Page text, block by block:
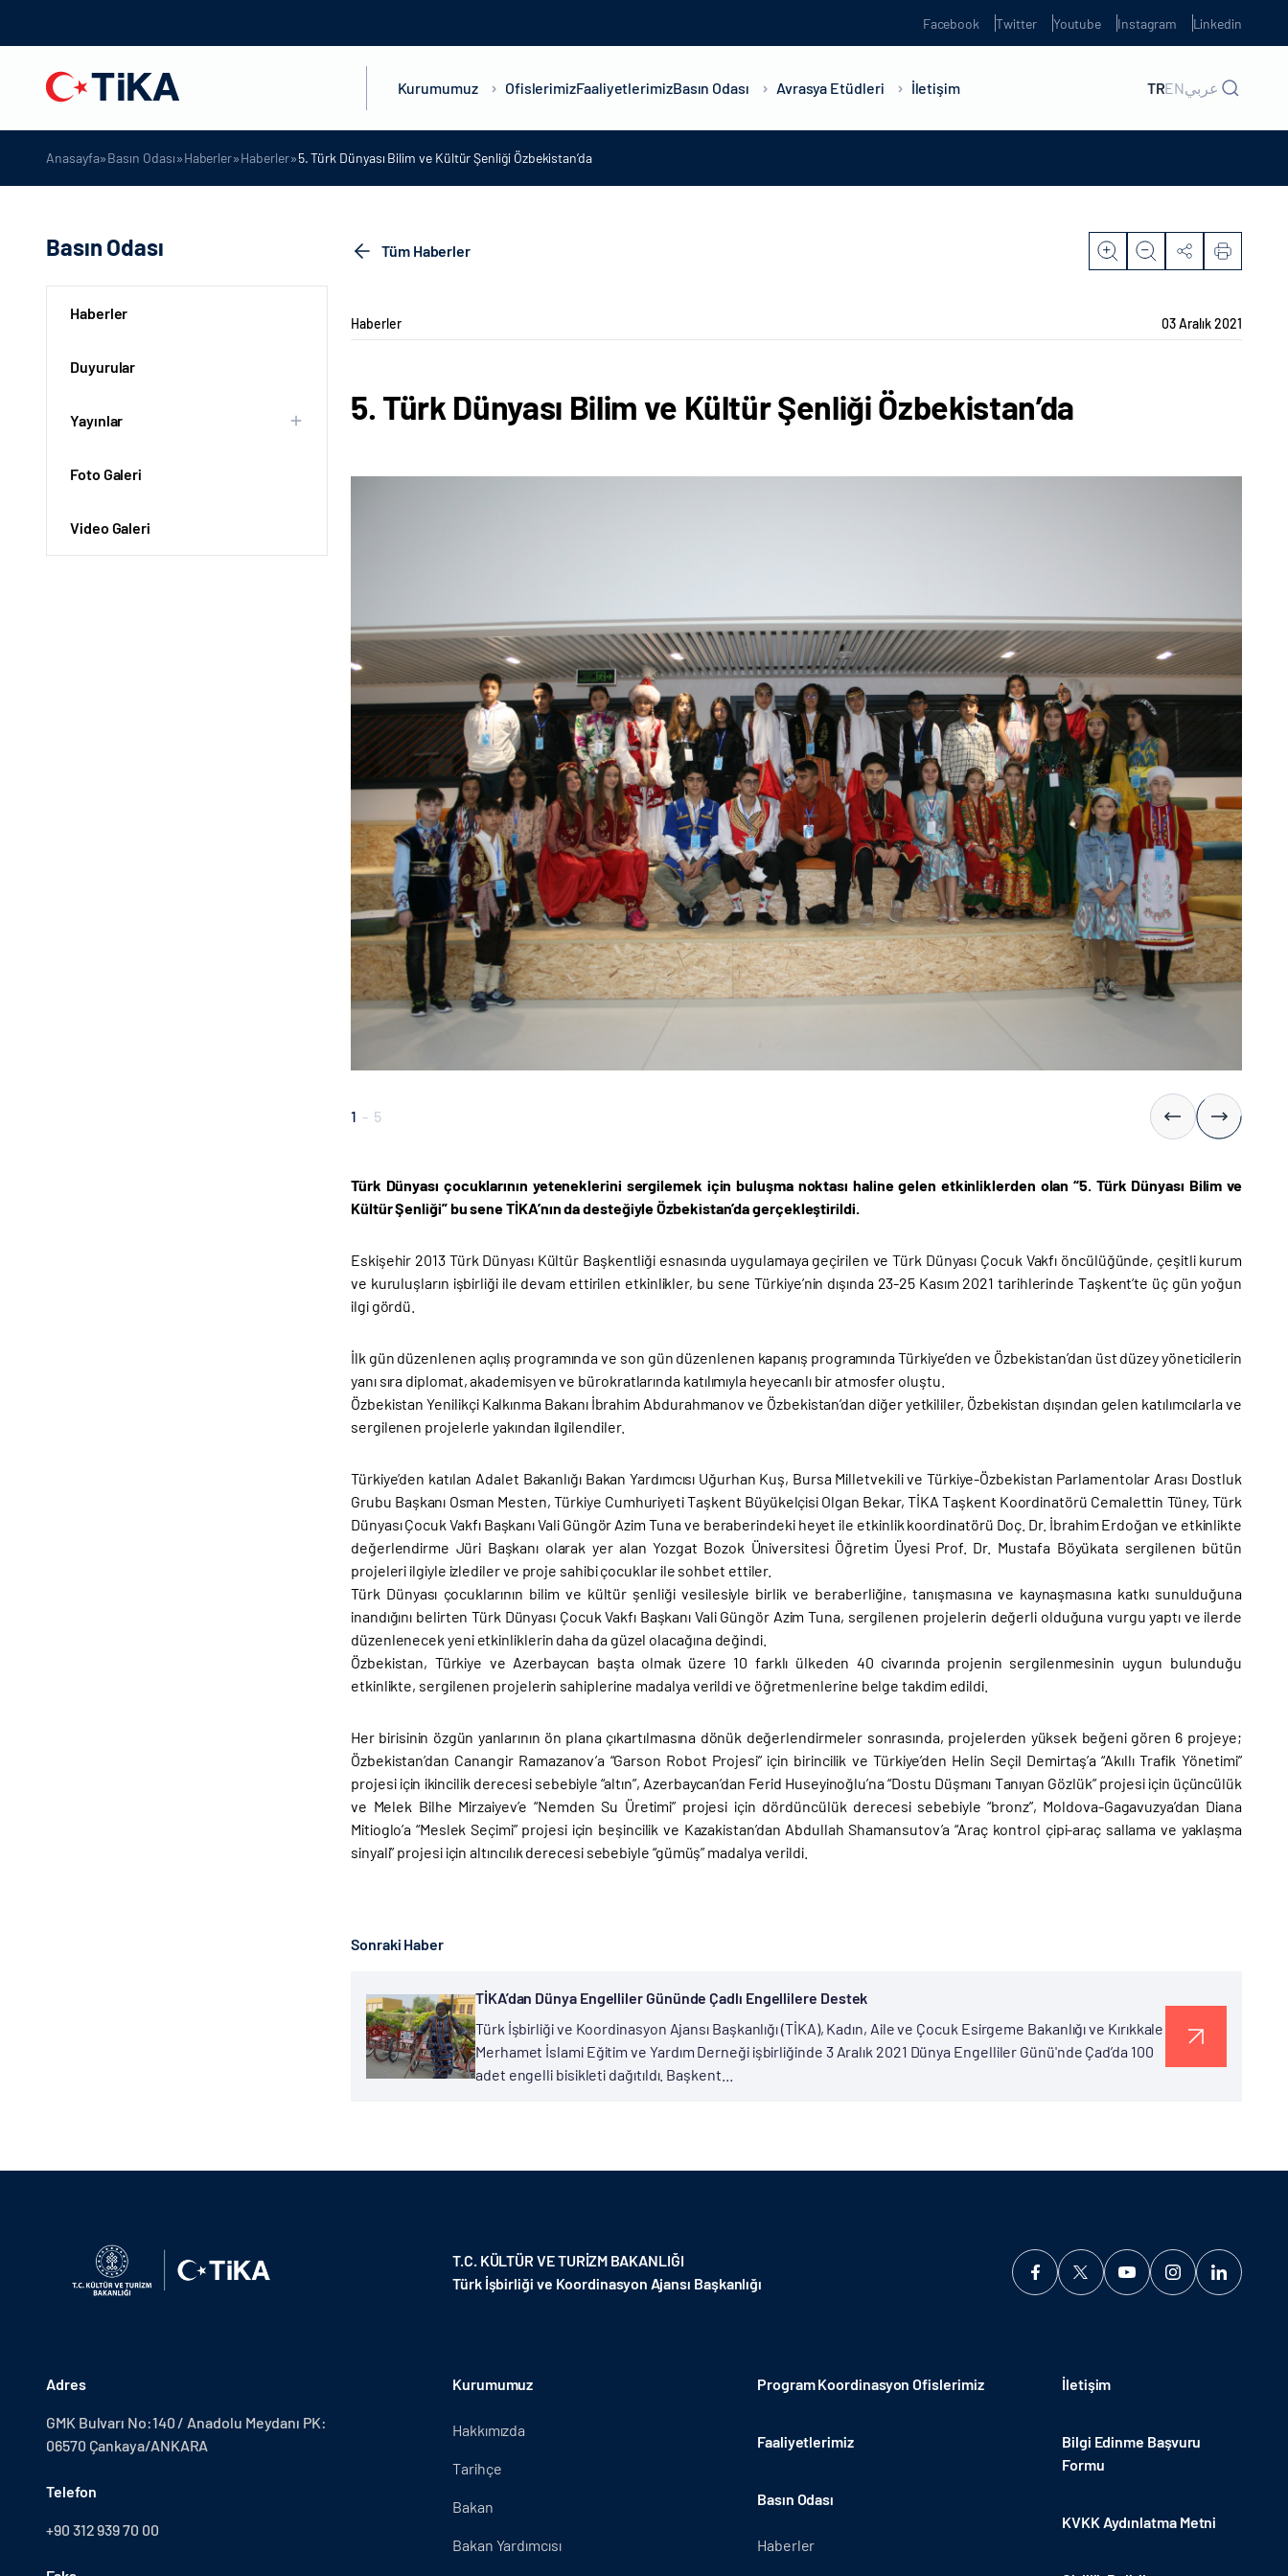
Facebook Twitter Youtube Instagram Linkedin
Kurumumuz OfislerimizFaaliyetlerimizBasın Odası Avrasya Etüdleri İletişim TRENعربي
Anasayfa»Basın Odası»Haberler»Haberler»5. Türk Dünyası Bilim ve Kültür Şenliği Özbekistan’da
Basın Odası
Haberler
Duyurular
Yayınlar
Foto Galeri
Video Galeri
Tüm Haberler
Haberler 03 Aralık 2021
5. Türk Dünyası Bilim ve Kültür Şenliği Özbekistan’da
1 - 5
Türk Dünyası çocuklarının yeteneklerini sergilemek için buluşma noktası haline gelen etkinliklerden olan “5. Türk Dünyası Bilim ve
Kültür Şenliği” bu sene TİKA’nın da desteğiyle Özbekistan’da gerçekleştirildi.
Eskişehir 2013 Türk Dünyası Kültür Başkentliği esnasında uygulamaya geçirilen ve Türk Dünyası Çocuk Vakfı öncülüğünde, çeşitli kurum
ve kuruluşların işbirliği ile devam ettirilen etkinlikler, bu sene Türkiye’nin dışında 23-25 Kasım 2021 tarihlerinde Taşkent’te üç gün yoğun
ilgi gördü.
İlk gün düzenlenen açılış programında ve son gün düzenlenen kapanış programında Türkiye’den ve Özbekistan’dan üst düzey yöneticilerin
yanı sıra diplomat, akademisyen ve bürokratlarında katılımıyla heyecanlı bir atmosfer oluştu.
Özbekistan Yenilikçi Kalkınma Bakanı İbrahim Abdurahmanov ve Özbekistan’dan diğer yetkililer, Özbekistan dışından gelen katılımcılarla ve
sergilenen projelerle yakından ilgilendiler.
Türkiye’den katılan Adalet Bakanlığı Bakan Yardımcısı Uğurhan Kuş, Bursa Milletvekili ve Türkiye-Özbekistan Parlamentolar Arası Dostluk
Grubu Başkanı Osman Mesten, Türkiye Cumhuriyeti Taşkent Büyükelçisi Olgan Bekar, TİKA Taşkent Koordinatörü Cemalettin Tüney, Türk
Dünyası Çocuk Vakfı Başkanı Vali Güngör Azim Tuna ve beraberindeki heyet ile etkinlik koordinatörü Doç. Dr. İbrahim Erdoğan ve etkinlikte
değerlendirme Jüri Başkanı olarak yer alan Yozgat Bozok Üniversitesi Öğretim Üyesi Prof. Dr. Mustafa Böyükata sergilenen bütün
projeleri ilgiyle izlediler ve proje sahibi çocuklar ile sohbet ettiler.
Türk Dünyası çocuklarının bilim ve kültür şenliği vesilesiyle birlik ve beraberliğine, tanışmasına ve kaynaşmasına katkı sunulduğuna
inandığını belirten Türk Dünyası Çocuk Vakfı Başkanı Vali Güngör Azim Tuna, sergilenen projelerin değerli olduğuna vurgu yaptı ve ilerde
düzenlenecek yeni etkinliklerin daha da güzel olacağına değindi.
Özbekistan, Türkiye ve Azerbaycan başta olmak üzere 10 farklı ülkeden 40 civarında projenin sergilenmesinin uygun bulunduğu
etkinlikte, sergilenen projelerin sahiplerine madalya verildi ve öğretmenlerine belge takdim edildi.
Her birisinin özgün yanlarının ön plana çıkartılmasına dönük değerlendirmeler sonrasında, projelerden yüksek beğeni gören 6 projeye;
Özbekistan’dan Canangir Ramazanov’a “Garson Robot Projesi” için birincilik ve Türkiye’den Helin Seçil Demirtaş’a “Akıllı Trafik Yönetimi”
projesi için ikincilik derecesi sebebiyle “altın”, Azerbaycan’dan Ferid Huseyinoğlu’na “Dostu Düşmanı Tanıyan Gözlük” projesi için üçüncülük
ve Melek Bilhe Mirzaiyev’e “Nemden Su Üretimi” projesi için dördüncülük derecesi sebebiyle “bronz”, Moldova-Gagavuzya’dan Diana
Mitioglo’a “Meslek Seçimi” projesi için beşincilik ve Kazakistan’dan Abdullah Shamansutov’a “Araç kontrol çipi-araç sallama ve yaklaşma
sinyali” projesi için altıncılık derecesi sebebiyle “gümüş” madalya verildi.
Sonraki Haber
TİKA’dan Dünya Engelliler Gününde Çadlı Engellilere Destek
Türk İşbirliği ve Koordinasyon Ajansı Başkanlığı (TİKA), Kadın, Aile ve Çocuk Esirgeme Bakanlığı ve Kırıkkale
Merhamet İslami Eğitim ve Yardım Derneği işbirliğinde 3 Aralık 2021 Dünya Engelliler Günü'nde Çad’da 100
adet engelli bisikleti dağıtıldı. Başkent...
T.C. KÜLTÜR VE TURİZM BAKANLIĞI
Türk İşbirliği ve Koordinasyon Ajansı Başkanlığı
Adres
GMK Bulvarı No:140 / Anadolu Meydanı PK:
06570 Çankaya/ANKARA
Telefon
+90 312 939 70 00
Kurumumuz
Hakkımızda
Tarihçe
Bakan
Bakan Yardımcısı
Program Koordinasyon Ofislerimiz
Faaliyetlerimiz
Basın Odası
Haberler
İletişim
Bilgi Edinme Başvuru
Formu
KVKK Aydınlatma Metni